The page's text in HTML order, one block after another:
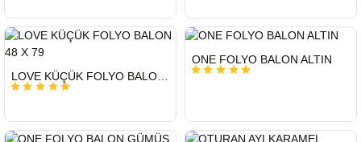
GÖNDERİ
GÖNDERİ
ONE FOLYO BALON ALTIN